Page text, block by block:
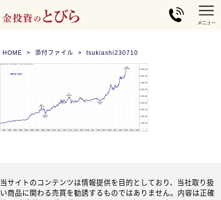
HOME 添付ファイル tsukiashi230710
当サイトのコンテンツは情報提供を目的としており、当社取り扱
い商品に関わる売買を勧誘するものではありません。内容は正確